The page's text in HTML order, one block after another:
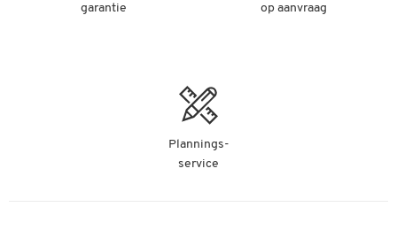
garantie
op aanvraag
Plannings-
service